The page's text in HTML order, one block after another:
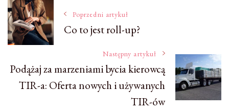
Nawigacja
wpisu
Poprzedni artykuł
Co to jest roll-up?
Następny artykuł
Podążaj za marzeniami bycia kierowcą
TIR-a: Oferta nowych i używanych
TIR-ów